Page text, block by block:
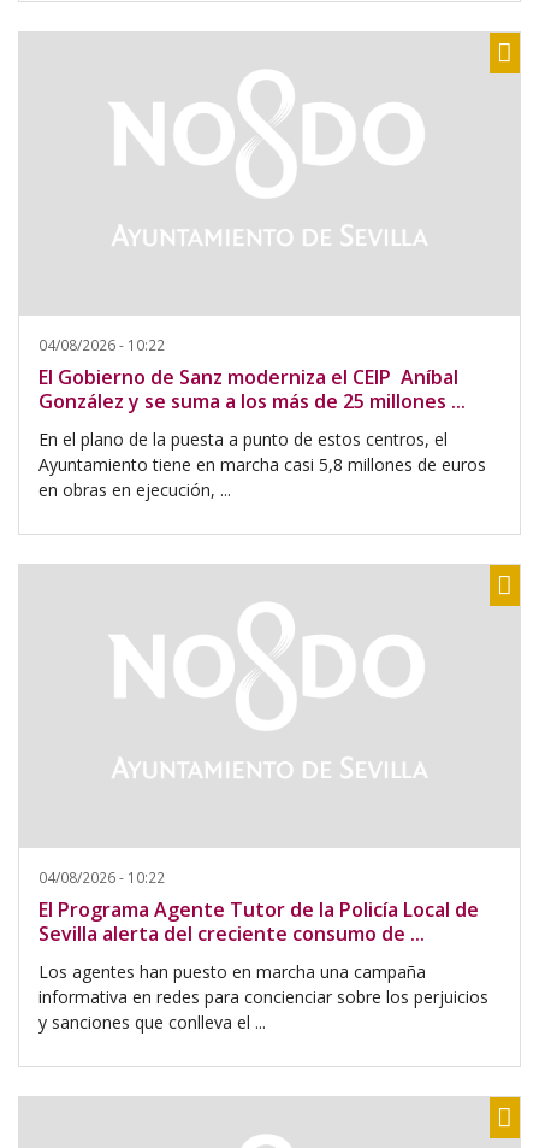
04/08/2026 - 10:22
El Gobierno de Sanz moderniza el CEIP Aníbal
González y se suma a los más de 25 millones ...
En el plano de la puesta a punto de estos centros, el
Ayuntamiento tiene en marcha casi 5,8 millones de euros
en obras en ejecución, ...
04/08/2026 - 10:22
El Programa Agente Tutor de la Policía Local de
Sevilla alerta del creciente consumo de ...
Los agentes han puesto en marcha una campaña
informativa en redes para concienciar sobre los perjuicios
y sanciones que conlleva el ...